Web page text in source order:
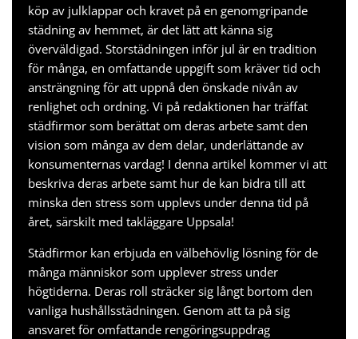
köp av julklappar och kravet på en genomgripande
städning av hemmet, är det lätt att känna sig
överväldigad. Storstädningen inför jul är en tradition
för många, en omfattande uppgift som kräver tid och
ansträngning för att uppnå den önskade nivån av
renlighet och ordning. Vi på redaktionen har träffat
städfirmor som berättat om deras arbete samt den
vision som många av dem delar, underlättande av
konsumenternas vardag! I denna artikel kommer vi att
beskriva deras arbete samt hur de kan bidra till att
minska den stress som upplevs under denna tid på
året, särskilt med takläggare Uppsala!
Städfirmor kan erbjuda en välbehövlig lösning för de
många människor som upplever stress under
högtiderna. Deras roll sträcker sig långt bortom den
vanliga hushållsstädningen. Genom att ta på sig
ansvaret för omfattande rengöringsuppdrag